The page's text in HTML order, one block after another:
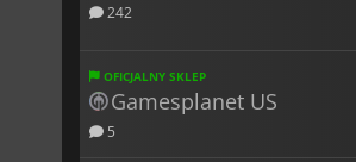
242
OFICJALNY SKLEP
Gamesplanet US
5